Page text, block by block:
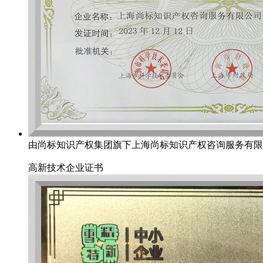
由尚标知识产权集团旗下上海尚标知识产权咨询服务有
高新技术企业证书